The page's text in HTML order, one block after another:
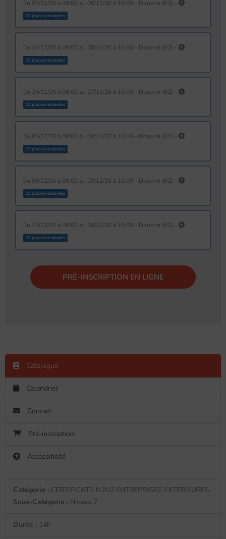
du 05/11/26 à 08:00 au 06/11/26 à 16:00 - Douvrin (62) -
12 places restantes
du 17/11/26 à 08:00 au 18/11/26 à 16:00 - Douvrin (62) -
11 places restantes
du 26/11/26 à 08:00 au 27/11/26 à 16:00 - Douvrin (62) -
12 places restantes
du 03/12/26 à 08:00 au 04/12/26 à 16:00 - Douvrin (62) -
11 places restantes
du 08/12/26 à 08:00 au 09/12/26 à 16:00 - Douvrin (62) -
11 places restantes
du 15/12/26 à 08:00 au 16/12/26 à 16:00 - Douvrin (62) -
12 places restantes
PRÉ-INSCRIPTION EN LIGNE
Catalogue
Calendrier
Contact
Pré-inscription
Accessibilité
Catégorie : CERTIFICATS N1N2 ENTREPRISES EXTERIEURES
Sous-Catégorie : Niveau 2
Durée : 14h